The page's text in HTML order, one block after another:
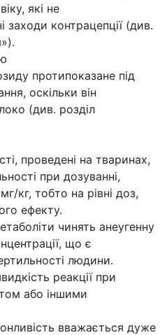
які не
контрацепції (див.
протипоказане під
оскільки він
(див. розділ
проведені на тваринах,
при дозуванні,
кг, тобто на рівні доз,
ефекту.
чинять анеугенну
що є
людини.
реакції при
або іншими
вважається дуже